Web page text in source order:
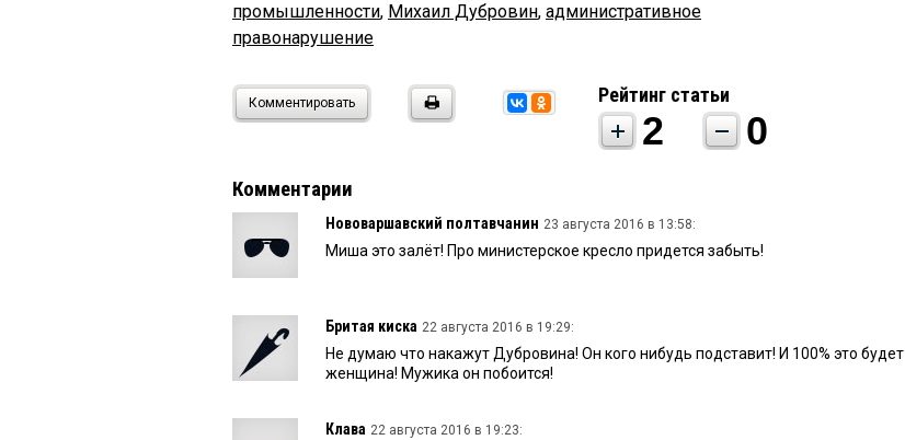
промышленности, Михаил Дубровин, административное
правонарушение
Комментировать Рейтинг статьи
2 0
Комментарии
Нововаршавский полтавчанин 23 августа 2016 в 13:58:
Миша это залёт! Про министерское кресло придется забыть!
Бритая киска 22 августа 2016 в 19:29:
Не думаю что накажут Дубровина! Он кого нибудь подставит! И 100% это будет
женщина! Мужика он побоится!
Клава 22 августа 2016 в 19:23: